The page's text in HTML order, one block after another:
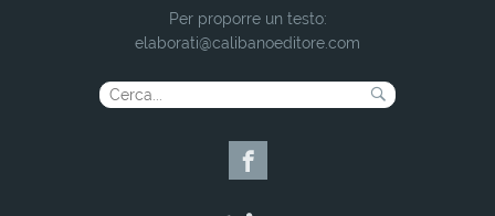
Per proporre un testo:
elaborati@calibanoeditore.com